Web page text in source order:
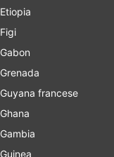
Etiopia
Figi
Gabon
Grenada
Guyana francese
Ghana
Gambia
Guinea